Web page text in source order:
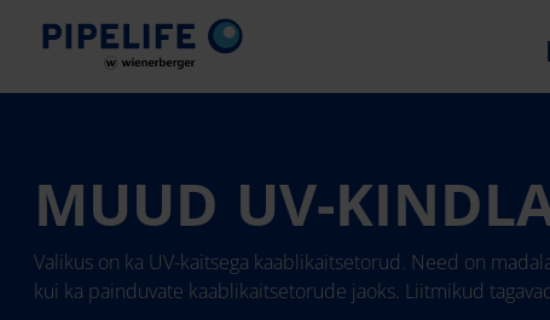
MUUD UV-
Valikus on ka UV-kaitsega kaablikaitsetorud. Need on
kui ka painduvate kaablikaitsetorude jaoks.​ Liitmikud